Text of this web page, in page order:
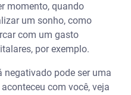
momento, quando
um sonho, como
com um gasto
por exemplo.
negativado pode ser uma
com você, veja